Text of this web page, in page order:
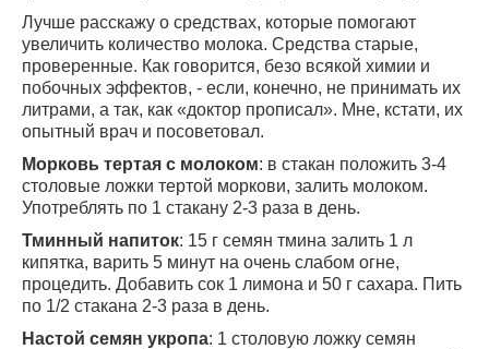
Лучше расскажу о средствах, которые помогают
увеличить количество молока. Средства старые,
проверенные. Как говорится, безо всякой химии и
побочных эффектов, - если, конечно, не принимать их
литрами, а так, как «доктор прописал». Мне, кстати, их
опытный врач и посоветовал.
Морковь тертая с молоком: в стакан положить 3-4
столовые ложки тертой моркови, залить молоком.
Употреблять по 1 стакану 2-3 раза в день.
Тминный напиток: 15 г семян тмина залить 1 л
кипятка, варить 5 минут на очень слабом огне,
процедить. Добавить сок 1 лимона и 50 г сахара. Пить
по 1/2 стакана 2-3 раза в день.
Настой семян укропа: 1 столовую ложку семян